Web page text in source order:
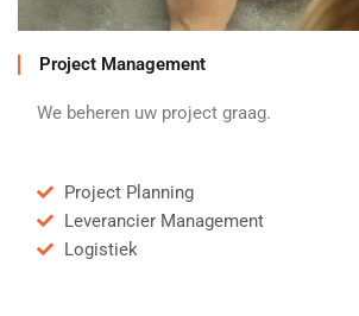
Project Management
We beheren uw project graag.
Project Planning
Leverancier Management
Logistiek